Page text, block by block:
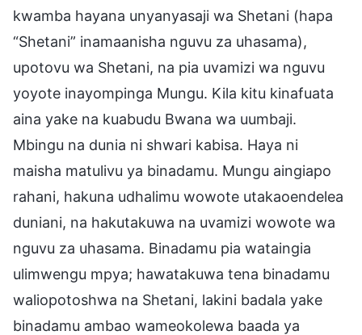
kwamba hayana unyanyasaji wa Shetani (hapa
“Shetani” inamaanisha nguvu za uhasama),
upotovu wa Shetani, na pia uvamizi wa nguvu
yoyote inayompinga Mungu. Kila kitu kinafuata
aina yake na kuabudu Bwana wa uumbaji.
Mbingu na dunia ni shwari kabisa. Haya ni
maisha matulivu ya binadamu. Mungu aingiapo
rahani, hakuna udhalimu wowote utakaoendelea
duniani, na hakutakuwa na uvamizi wowote wa
nguvu za uhasama. Binadamu pia wataingia
ulimwengu mpya; hawatakuwa tena binadamu
waliopotoshwa na Shetani, lakini badala yake
binadamu ambao wameokolewa baada ya